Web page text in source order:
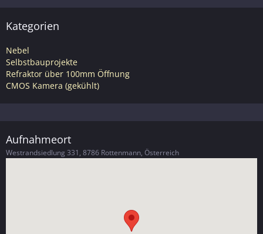
Kategorien
Nebel
Selbstbauprojekte
Refraktor über 100mm Öffnung
CMOS Kamera (gekühlt)
Aufnahmeort
Westrandsiedlung 331, 8786 Rottenmann, Österreich